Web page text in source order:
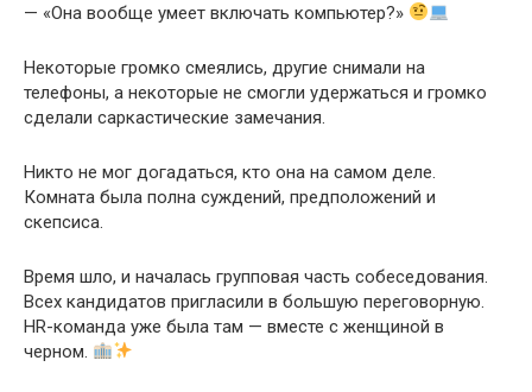
— «Она вообще умеет включать компьютер?»
Некоторые громко смеялись, другие снимали на
телефоны, а некоторые не смогли удержаться и громко
сделали саркастические замечания.
Никто не мог догадаться, кто она на самом деле.
Комната была полна суждений, предположений и
скепсиса.
Время шло, и началась групповая часть собеседования.
Всех кандидатов пригласили в большую переговорную.
HR-команда уже была там — вместе с женщиной в
черном.